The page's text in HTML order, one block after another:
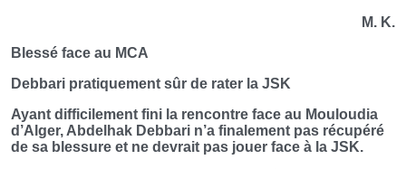
M. K.
Blessé face au MCA
Debbari pratiquement sûr de rater la JSK
Ayant difficilement fini la rencontre face au Mouloudia
d’Alger, Abdelhak Debbari n’a finalement pas récupéré
de sa blessure et ne devrait pas jouer face à la JSK.